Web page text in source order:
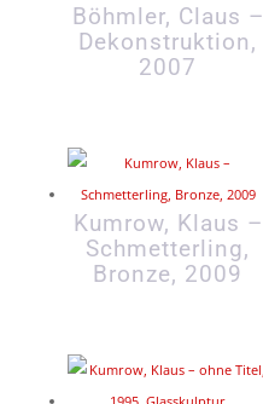
Böhmler, Claus –
Dekonstruktion,
2007
Kumrow, Klaus –
Schmetterling,
Bronze, 2009